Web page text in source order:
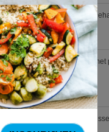
Zweedse
Courgetti met
(Sandra Bekkari)